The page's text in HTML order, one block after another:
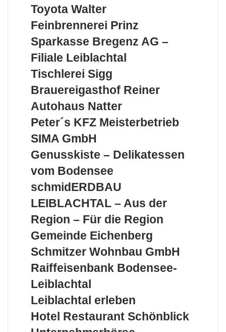
Toyota
Walter
Toyota Walter
Feinbrennerei
Feinbrennerei Prinz
Sparkasse
Bregenz
AG
–
Leiblachtal
Sparkasse Bregenz AG –
Filiale Leiblachtal
Tischlerei
Tischlerei Sigg
Brauereigasthof
Brauereigasthof Reiner
Autohaus
Autohaus Natter
Peter
KFZ
Meisterbetrieb
Peter´s KFZ Meisterbetrieb
SIMA
SIMA GmbH
Genusskiste
Delikatessen
vom
Genusskiste – Delikatessen
vom Bodensee
schmidERDBAU
–
Aus
Region
–
Für
die
Region
schmidERDBAU
LEIBLACHTAL – Aus der
Region – Für die Region
Gemeinde
Gemeinde Eichenberg
Schmitzer
GmbH
Schmitzer Wohnbau GmbH
Raiffeisenbank
Leiblachtal
Raiffeisenbank Bodensee-
Leiblachtal
Leiblachtal
Leiblachtal erleben
Hotel
Hotel Restaurant Schönblick
Unternehmerbörse